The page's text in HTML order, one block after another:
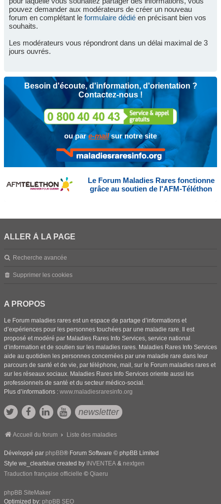
pouvez demander aux modérateurs de créer un nouveau
forum en complétant le formulaire dédié en précisant bien vos
souhaits.
Les modérateurs vous répondront dans un délai maximal de 3
jours ouvrés.
Besoin d'écoute, d'information, d'orientation ?
Contactez-nous !
ou pare-mailsur notre site
Le Forum Maladies Rares fonctionne
grâce au soutien de l'AFM-Téléthon
ALLER À LA PAGE
Recherche avancée
Supprimer les cookies
A PROPOS
Le Forum maladies rares est un espace de partage d’informations et
d’expériences pour les personnes touchées par une maladie rare. Il est
proposé et modéré par Maladies Rares Info Services, service national
d’information et de soutien sur les maladies rares. Maladies Rares Info Services
aide au quotidien les personnes concernées par une maladie rare dans leur
parcours de santé et de vie, par téléphone, mail, sur le Forum maladies rares et
sur les réseaux sociaux. Maladies Rares Info Services oriente aussi les
professionnels de santé et du secteur médico-social.
Plus d’informations : www.maladiesraresinfo.org
newsletter
Accueil du forum Liste des maladies
Développé par phpBB® Forum Software © phpBB Limited
Style we_clearblue created by INVENTEA & nextgen
Traduction française officielle © Qiaeru
phpBB SiteMaker
Optimized by: phpBB SEO